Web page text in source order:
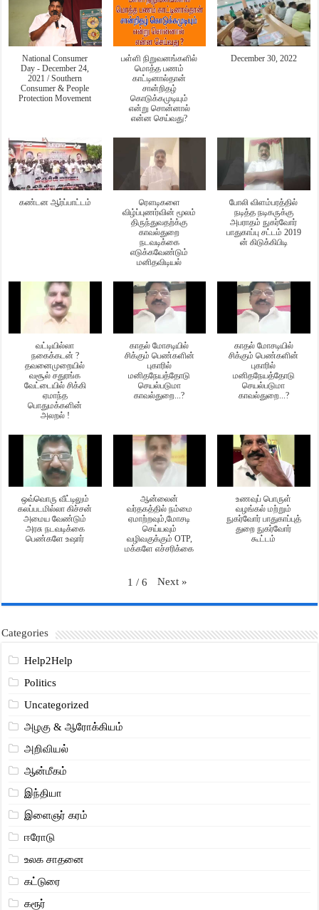
National Consumer
Day - December 24,
2021 / Southern
Consumer & People
Protection Movement
பள்ளி நிறுவனங்களில்
மொத்த பணம்
காட்டினால்தான்
சான்றிதழ்
கொடுக்கமுடியும்
என்று சொன்னால்
என்ன செய்வது?
December 30, 2022
கண்டன ஆர்ப்பாட்டம்
ரௌடிகளை
விழ்ப்புணர்வின் மூலம்
திருந்துவதற்க்கு
காவல்துறை
நடவடிக்கை
எடுக்கவேண்டும்
மனிதவிடியல்
போலி விளம்பரத்தில்
நடித்த நடிகருக்கு
அபராதம் நுகர்வோர்
பாதுகாப்பு சட்டம் 2019
ன் கிடுக்கிபிடி
வட்டியில்லா
நகைக்கடன் ?
தவனைமுறையில்
வசூல் சதுரங்க
வேட்டையில் சிக்கி
ஏமாந்த
பொதுமக்களின்
அலறல் !
காதல் மோசடியில்
சிக்கும் பெண்களின்
புகாரில்
மனிதநேயத்தோடு
செயல்படுமா
காவல்துறை...?
காதல் மோசடியில்
சிக்கும் பெண்களின்
புகாரில்
மனிதநேயத்தோடு
செயல்படுமா
காவல்துறை...?
ஒவ்வொரு வீட்டிலும்
கலப்படமில்லா கிச்சன்
அமைய வேண்டும்
அரசு நடவடிக்கை
பெண்களே உஷார்
ஆன்லைன்
வர்தகத்தில் நம்மை
ஏமாற்றவும்,மோசடி
செய்யவும்
வழிவகுக்கும் OTP,
மக்களே எச்சரிக்கை
உணவுப் பொருள்
வழங்கல் மற்றும்
நுகர்வோர் பாதுகாப்புத்
துறை நுகர்வோர்
கூட்டம்
1 / 6 Next »
Categories
Help2Help
Politics
Uncategorized
அழகு & ஆரோக்கியம்
அறிவியல்
ஆன்மீகம்
இந்தியா
இளைஞர் கரம்
ஈரோடு
உலக சாதனை
கட்டுரை
கரூர்